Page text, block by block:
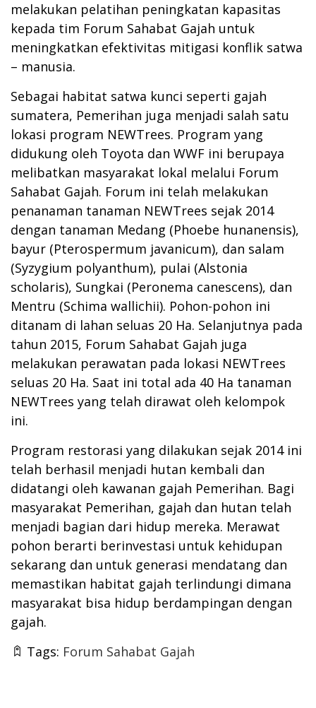
melakukan pelatihan peningkatan kapasitas
kepada tim Forum Sahabat Gajah untuk
meningkatkan efektivitas mitigasi konflik satwa
– manusia.
Sebagai habitat satwa kunci seperti gajah
sumatera, Pemerihan juga menjadi salah satu
lokasi program NEWTrees. Program yang
didukung oleh Toyota dan WWF ini berupaya
melibatkan masyarakat lokal melalui Forum
Sahabat Gajah. Forum ini telah melakukan
penanaman tanaman NEWTrees sejak 2014
dengan tanaman Medang (Phoebe hunanensis),
bayur (Pterospermum javanicum), dan salam
(Syzygium polyanthum), pulai (Alstonia
scholaris), Sungkai (Peronema canescens), dan
Mentru (Schima wallichii). Pohon-pohon ini
ditanam di lahan seluas 20 Ha. Selanjutnya pada
tahun 2015, Forum Sahabat Gajah juga
melakukan perawatan pada lokasi NEWTrees
seluas 20 Ha. Saat ini total ada 40 Ha tanaman
NEWTrees yang telah dirawat oleh kelompok
ini.
Program restorasi yang dilakukan sejak 2014 ini
telah berhasil menjadi hutan kembali dan
didatangi oleh kawanan gajah Pemerihan. Bagi
masyarakat Pemerihan, gajah dan hutan telah
menjadi bagian dari hidup mereka. Merawat
pohon berarti berinvestasi untuk kehidupan
sekarang dan untuk generasi mendatang dan
memastikan habitat gajah terlindungi dimana
masyarakat bisa hidup berdampingan dengan
gajah.
Tags: Forum Sahabat Gajah